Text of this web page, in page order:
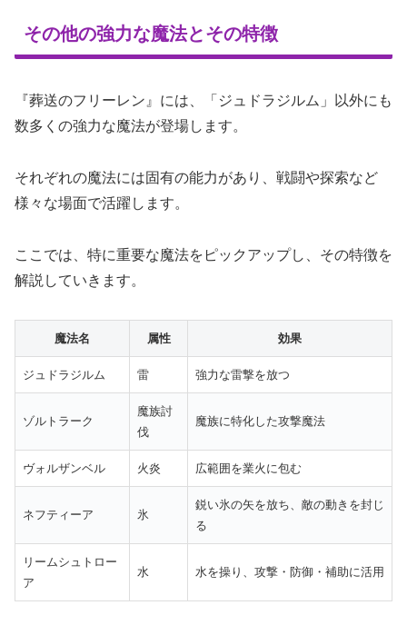
その他の強力な魔法とその特徴
『葬送のフリーレン』には、「ジュドラジルム」以外にも
数多くの強力な魔法が登場します。
それぞれの魔法には固有の能力があり、戦闘や探索など
様々な場面で活躍します。
ここでは、特に重要な魔法をピックアップし、その特徴を
解説していきます。
魔法名 属性 効果
ジュドラジルム 雷 強力な雷撃を放つ
ゾルトラーク
魔族討
伐
魔族に特化した攻撃魔法
ヴォルザンベル 火炎 広範囲を業火に包む
ネフティーア 氷
鋭い氷の矢を放ち、敵の動きを封じ
る
リームシュトロー
ア
水 水を操り、攻撃・防御・補助に活用